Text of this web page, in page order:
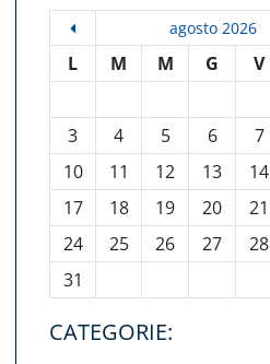
agosto 2026
L M M G V
3
4 5 6 7
10
11 12 13 14
17
18 19 20 21
24
25 26 27 28
31
CATEGORIE: